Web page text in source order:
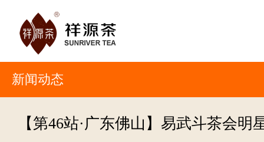
新闻动态
【第46站·广东佛山】易武斗茶会明